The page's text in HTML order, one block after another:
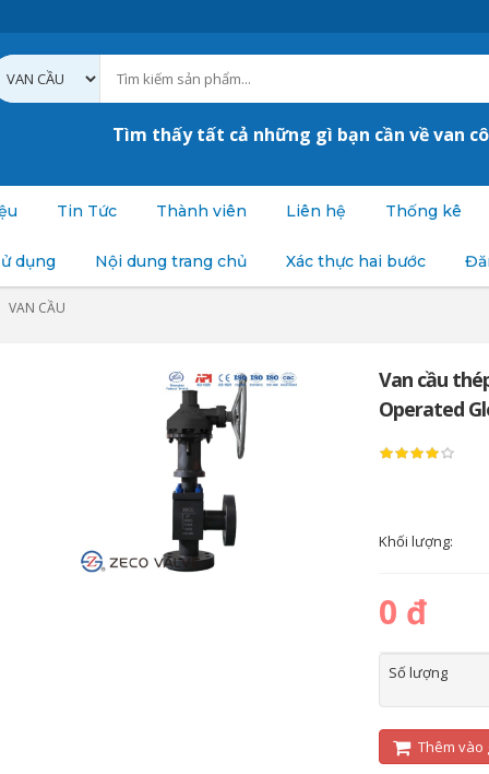
Tìm thấy tất cả những gì bạn cần về van
Tin Tức Thành viên Liên hệ Thống kê
dụng Nội dung trang chủ Xác thực hai bước
VAN CẦU
Van cầu
Operated
Khối lượng:
0 đ
Số lượng
Thêm vào